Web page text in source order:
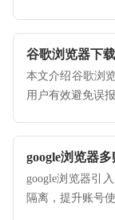
谷歌浏览器下
本文介绍谷歌浏
用户有效避免误
google浏览器
google浏览器引
隔离，提升账号